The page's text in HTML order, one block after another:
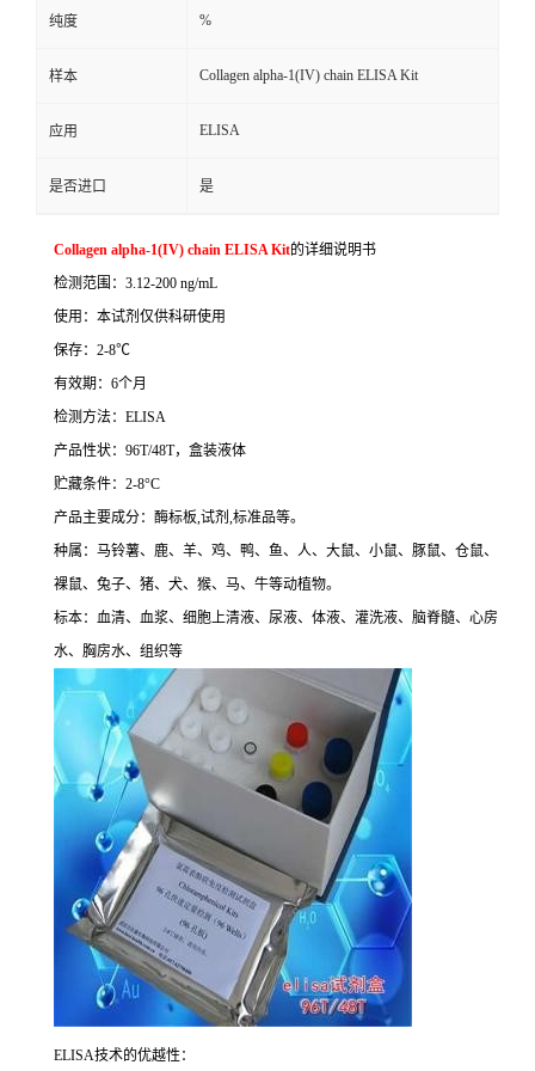
纯度 %
样本 Collagen alpha-1(IV) chain ELISA Kit
应用 ELISA
是否进口 是
Collagen alpha-1(IV) chain ELISA Kit的详细说明书
检测范围： 3.12-200 ng/mL
使用：本试剂仅供科研使用
保存： 2-8℃
有效期： 6个月
检测方法： ELISA
产品性状： 96T/48T，盒装液体
贮藏条件： 2-8°C
产品主要成分：酶标板,试剂 ,标准品等。
种属：马铃薯、鹿、羊、鸡、鸭、鱼、人、大鼠、小鼠、豚鼠、仓鼠、
裸鼠、兔子、猪、犬、猴、马、牛等动植物。
标本：血清、血浆、细胞上清液、尿液、体液、灌洗液、脑脊髓、心房
水、胸房水、组织等
ELISA技术的优越性：